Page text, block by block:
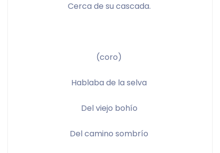
Cerca de su cascada.
(coro)
Hablaba de la selva
Del viejo bohío
Del camino sombrío